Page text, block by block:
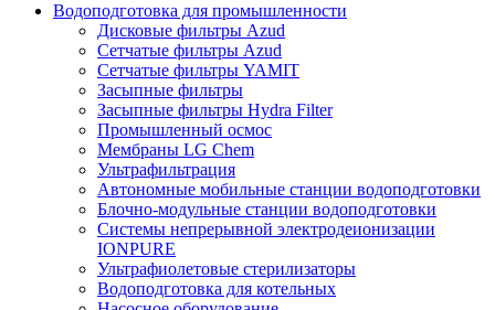
Водоподготовка для промышленности
Дисковые фильтры Azud
Сетчатые фильтры Azud
Сетчатые фильтры YAMIT
Засыпные фильтры
Засыпные фильтры Hydra Filter
Промышленный осмос
Мембраны LG Chem
Ультрафильтрация
Автономные мобильные станции водоподготовки
Блочно-модульные станции водоподготовки
Системы непрерывной электродеионизации
IONPURE
Ультрафиолетовые стерилизаторы
Водоподготовка для котельных